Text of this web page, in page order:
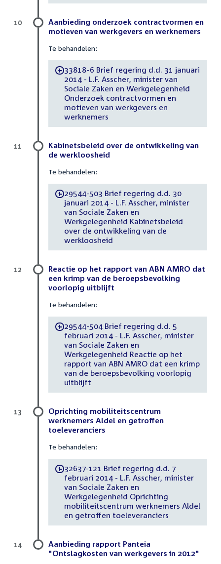
Aanbieding onderzoek contractvormen en
motieven van werkgevers en werknemers
Te behandelen:
-33818-6 Brief regering d.d. 31 januari
2014 - L.F. Asscher, minister van
Sociale Zaken en Werkgelegenheid
Onderzoek contractvormen en
motieven van werkgevers en
werknemers
10
Kabinetsbeleid over de ontwikkeling van
de werkloosheid
Te behandelen:
-29544-503 Brief regering d.d. 30
januari 2014 - L.F. Asscher, minister
van Sociale Zaken en
Werkgelegenheid Kabinetsbeleid
over de ontwikkeling van de
werkloosheid
11
Reactie op het rapport van ABN AMRO dat
een krimp van de beroepsbevolking
voorlopig uitblijft
Te behandelen:
-29544-504 Brief regering d.d. 5
februari 2014 - L.F. Asscher, minister
van Sociale Zaken en
Werkgelegenheid Reactie op het
rapport van ABN AMRO dat een krimp
van de beroepsbevolking voorlopig
uitblijft
12
Oprichting mobiliteitscentrum
werknemers Aldel en getroffen
toeleveranciers
Te behandelen:
-32637-121 Brief regering d.d. 7
februari 2014 - L.F. Asscher, minister
van Sociale Zaken en
Werkgelegenheid Oprichting
mobiliteitscentrum werknemers Aldel
en getroffen toeleveranciers
13
Aanbieding rapport Panteia
"Ontslagkosten van werkgevers in 2012"
14